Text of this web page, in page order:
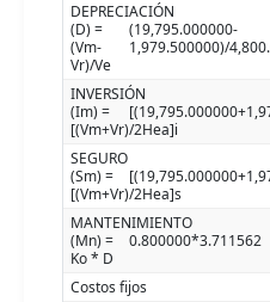
DEPRECIACIÓN
(D) =
(Vm-
Vr)/Ve
(19,795.000000-
1,979.500000)/
INVERSIÓN
(Im) =
[(Vm+Vr)/2Hea]i
SEGURO
(Sm) =
[(Vm+Vr)/2Hea]s
MANTENIMIENTO
(Mn) =
Ko * D
0.800000*3.711562
Costos fijos